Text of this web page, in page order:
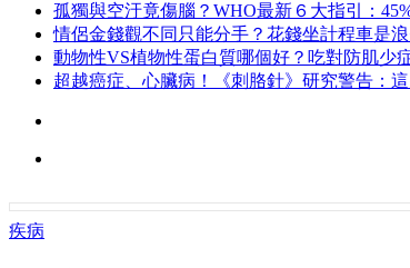
孤獨與空汙竟傷腦？WHO最新６大指引：
情侶金錢觀不同只能分手？花錢坐計程車是
動物性VS植物性蛋白質哪個好？吃對防肌少
超越癌症、心臟病！《刺胳針》研究警告：
疾病